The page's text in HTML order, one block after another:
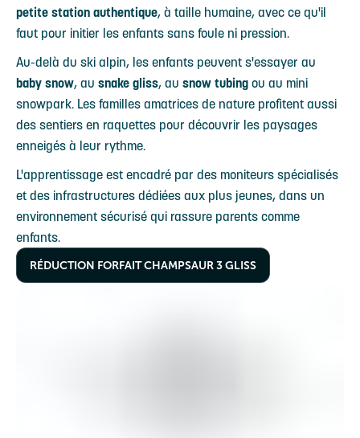
petite station authentique, à taille humaine, avec ce qu'il
faut pour initier les enfants sans foule ni pression.
Au-delà du ski alpin, les enfants peuvent s'essayer au
baby snow, au snake gliss, au snow tubing ou au mini
snowpark. Les familles amatrices de nature profitent aussi
des sentiers en raquettes pour découvrir les paysages
enneigés à leur rythme.
L'apprentissage est encadré par des moniteurs spécialisés
et des infrastructures dédiées aux plus jeunes, dans un
environnement sécurisé qui rassure parents comme
enfants.
RÉDUCTION FORFAIT CHAMPSAUR 3 GLISS